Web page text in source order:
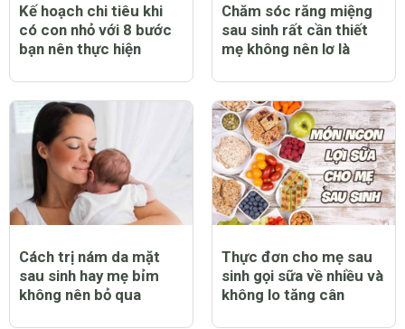
Kế hoạch chi tiêu khi
có con nhỏ với 8 bước
bạn nên thực hiện
Chăm sóc răng miệng
sau sinh rất cần thiết
mẹ không nên lơ là
Cách trị nám da mặt
sau sinh hay mẹ bỉm
không nên bỏ qua
Thực đơn cho mẹ sau
sinh gọi sữa về nhiều và
không lo tăng cân